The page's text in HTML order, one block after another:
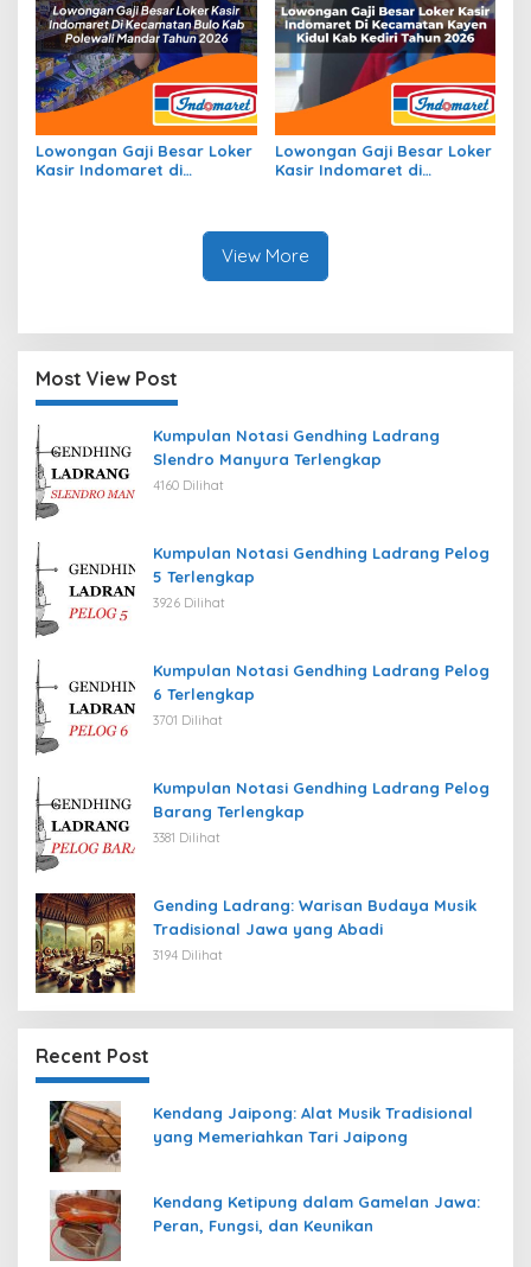
Lowongan Gaji Besar Loker
Kasir Indomaret di
Lowongan Gaji Besar Loker
Kasir Indomaret di
View More
Most View Post
Kumpulan Notasi Gendhing Ladrang
Slendro Manyura Terlengkap
4160 Dilihat
Kumpulan Notasi Gendhing Ladrang Pelog
5 Terlengkap
3926 Dilihat
Kumpulan Notasi Gendhing Ladrang Pelog
6 Terlengkap
3701 Dilihat
Kumpulan Notasi Gendhing Ladrang Pelog
Barang Terlengkap
3381 Dilihat
Gending Ladrang: Warisan Budaya Musik
Tradisional Jawa yang Abadi
3194 Dilihat
Recent Post
Kendang Jaipong: Alat Musik Tradisional
yang Memeriahkan Tari Jaipong
Kendang Ketipung dalam Gamelan Jawa:
Peran, Fungsi, dan Keunikan